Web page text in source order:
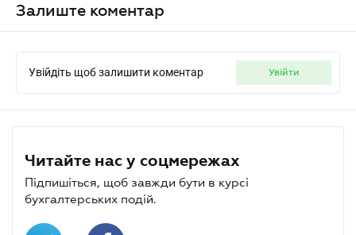
Залиште коментар
Увійдіть щоб залишити коментар увійти
Читайте нас у соцмережах
Підпишіться, щоб завжди бути в курсі
бухгалтерських подій.